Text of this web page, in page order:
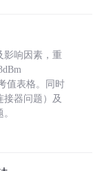
影响因素，重
值表格。同时
器问题）及